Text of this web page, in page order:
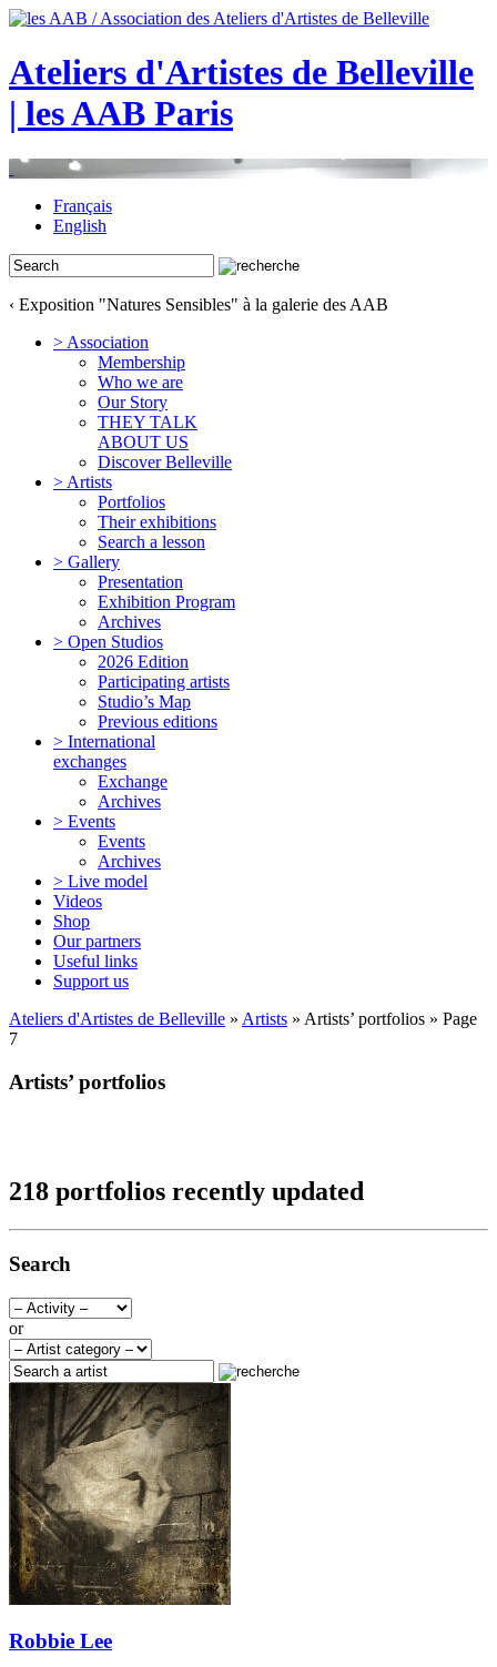
Ateliers d'Artistes de Belleville
| les AAB Paris
Français
English
‹ Exposition "Natures Sensibles" à la galerie des AAB
> Association
Membership
Who we are
Our Story
THEY TALK
ABOUT US
Discover Belleville
> Artists
Portfolios
Their exhibitions
Search a lesson
> Gallery
Presentation
Exhibition Program
Archives
> Open Studios
2026 Edition
Participating artists
Studio’s Map
Previous editions
> International
exchanges
Exchange
Archives
> Events
Events
Archives
> Live model
Videos
Shop
Our partners
Useful links
Support us
Ateliers d'Artistes de Belleville » Artists » Artists’ portfolios » Page
7
Artists’ portfolios
218 portfolios recently updated
Search
or
Robbie Lee